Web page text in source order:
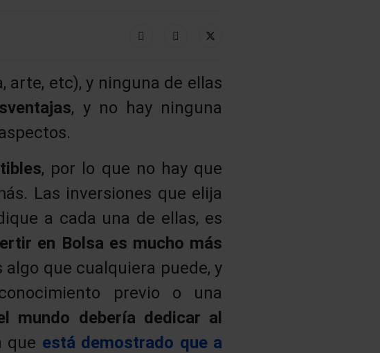
arte, etc), y ninguna de ellas
, y no hay ninguna
, por lo que no hay que
Las inversiones que elija
a cada una de ellas, es
en Bolsa es mucho más
algo que cualquiera puede, y
previo o una
mundo debería dedicar al
que está demostrado que a